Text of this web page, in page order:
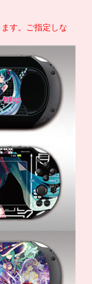
す。ご指定しな